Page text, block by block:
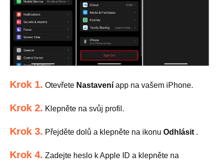
Krok 1. Otevřete Nastavení app na vašem iPhone.
Krok 2. Klepněte na svůj profil.
Krok 3. Přejděte dolů a klepněte na ikonu Odhlásit .
Krok 4. Zadejte heslo k Apple ID a klepněte na